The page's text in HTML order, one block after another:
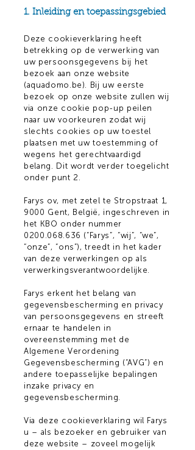
1. Inleiding en toepassingsgebied
Deze cookieverklaring heeft
betrekking op de verwerking van
uw persoonsgegevens bij het
bezoek aan onze website
(aquadomo.be). Bij uw eerste
bezoek op onze website zullen wij
via onze cookie pop-up peilen
naar uw voorkeuren zodat wij
slechts cookies op uw toestel
plaatsen met uw toestemming of
wegens het gerechtvaardigd
belang. Dit wordt verder toegelicht
onder punt 2.
Farys ov, met zetel te Stropstraat 1,
9000 Gent, België, ingeschreven in
het KBO onder nummer
0200.068.636 (“Farys”, “wij”, “we”,
“onze”, “ons”), treedt in het kader
van deze verwerkingen op als
verwerkingsverantwoordelijke.
Farys erkent het belang van
gegevensbescherming en privacy
van persoonsgegevens en streeft
ernaar te handelen in
overeenstemming met de
Algemene Verordening
Gegevensbescherming (“AVG”) en
andere toepasselijke bepalingen
inzake privacy en
gegevensbescherming.
Via deze cookieverklaring wil Farys
u – als bezoeker en gebruiker van
deze website – zoveel mogelijk